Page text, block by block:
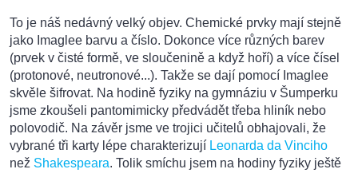
To je náš nedávný velký objev. Chemické prvky mají stejně
jako Imaglee barvu a číslo. Dokonce více různých barev
(prvek v čisté formě, ve sloučenině a když hoří) a více čísel
(protonové, neutronové...). Takže se dají pomocí Imaglee
skvěle šifrovat. Na hodině fyziky na gymnáziu v Šumperku
jsme zkoušeli pantomimicky předvádět třeba hliník nebo
polovodič. Na závěr jsme ve trojici učitelů obhajovali, že
vybrané tři karty lépe charakterizují Leonarda da Vinciho
než Shakespeara. Tolik smíchu jsem na hodiny fyziky ještě